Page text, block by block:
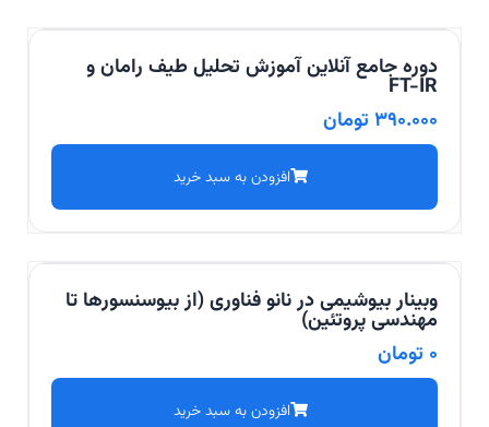
دوره جامع آنلاین آموزش تحلیل طیف رامان و
FT-IR
390.000 تومان
افزودن به سبد خرید
وبینار بیوشیمی در نانو فناوری (از بیوسنسورها تا
مهندسی پروتئین)
0 تومان
افزودن به سبد خرید